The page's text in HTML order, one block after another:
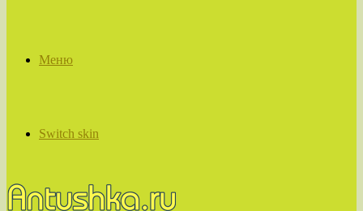
Меню
Switch skin